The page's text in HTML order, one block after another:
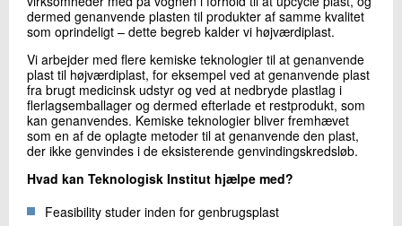
Send
dermed genanvende plasten til produkter af samme kvalitet
som oprindeligt – dette begreb kalder vi højværdiplast.
Vi arbejder med flere kemiske teknologier til at genanvende
plast til højværdiplast, for eksempel ved at genanvende plast
fra brugt medicinsk udstyr og ved at nedbryde plastlag i
flerlagsemballager og dermed efterlade et restprodukt, som
kan genanvendes. Kemiske teknologier bliver fremhævet
som en af de oplagte metoder til at genanvende den plast,
der ikke genvindes i de eksisterende genvindingskredsløb.
Hvad kan Teknologisk Institut hjælpe med?
Feasibility studer inden for genbrugsplast